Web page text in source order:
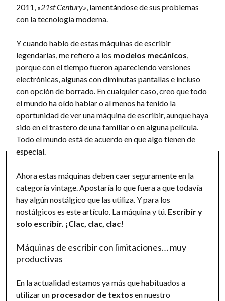
2011, «21st Century» , lamentándose de sus problemas
con la tecnología moderna.
Y cuando hablo de estas máquinas de escribir
legendarias, me refiero a los modelos mecánicos
porque con el tiempo fueron apareciendo versiones
electrónicas, algunas con diminutas pantallas e incluso
con opción de borrado. En cualquier caso, creo que todo
el mundo ha oído hablar o al menos ha tenido la
oportunidad de ver una máquina de escribir, aunque haya
sido en el trastero de una familiar o en alguna película.
Todo el mundo está de acuerdo en que algo tienen de
especial.
Ahora estas máquinas deben caer seguramente en la
categoría vintage. Apostaría lo que fuera a que todavía
hay algún nostálgico que las utiliza. Y para los
nostálgicos es este artículo. La máquina y tú. Escribir y
solo escribir. ¡Clac, clac, clac!
Máquinas de escribir con limitaciones… muy
productivas
En la actualidad estamos ya más que habituados a
utilizar un procesador de textos en nuestro